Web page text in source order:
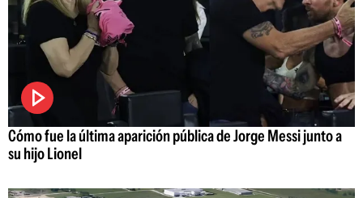
Cómo fue la última aparición pública de Jorge Messi junto a
su hijo Lionel